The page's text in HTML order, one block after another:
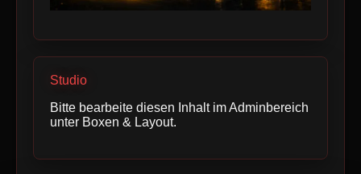
Studio
Bitte bearbeite diesen Inhalt im Adminbereich
unter Boxen & Layout.